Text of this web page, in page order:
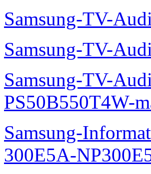
Samsung-TV-
Samsung-TV-
Samsung-TV-
PS50B550T4W-
Samsung-
300E5A-